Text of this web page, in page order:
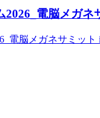
電脳メガネ
電脳メガネサミット